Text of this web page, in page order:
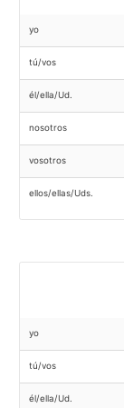
yo
tú/vos
él/ella/Ud.
nosotros
vosotros
ellos/ellas/Uds.
yo
tú/vos
él/ella/Ud.